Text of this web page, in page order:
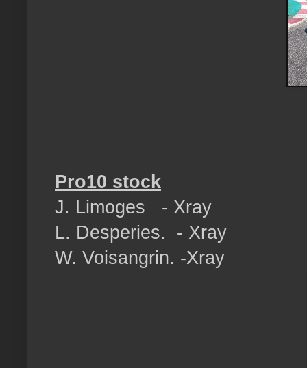
Pro10 stock
J. Limoges - Xray
L. Desperies. - Xray
W. Voisangrin. -Xray